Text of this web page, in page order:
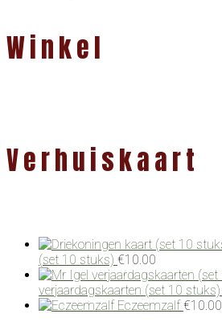
Winkel
Verhuiskaart
(set 10 stuks) €10.00
verjaardagskaarten (set 10 stuks)
Eczeemzalf €10.00